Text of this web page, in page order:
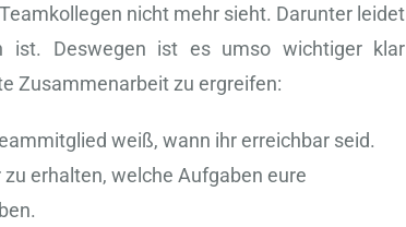
nicht mehr sieht. Darunter leidet
ist. Deswegen ist es umso wichtiger klar
Zusammenarbeit zu ergreifen:
weiß, wann ihr erreichbar seid.
erhalten, welche Aufgaben eure